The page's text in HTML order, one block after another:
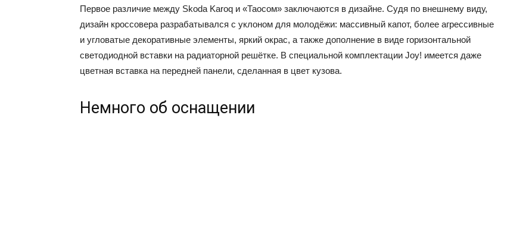
Первое различие между Skoda Karoq и «Таосом» заключаются в дизайне. Судя по внешнему виду,
дизайн кроссовера разрабатывался с уклоном для молодёжи: массивный капот, более агрессивные
и угловатые декоративные элементы, яркий окрас, а также дополнение в виде горизонтальной
светодиодной вставки на радиаторной решётке. В специальной комплектации Joy! имеется даже
цветная вставка на передней панели, сделанная в цвет кузова.
Немного об оснащении